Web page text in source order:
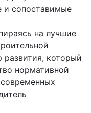
и сопоставимые
на лучшие
развития, который
нормативной